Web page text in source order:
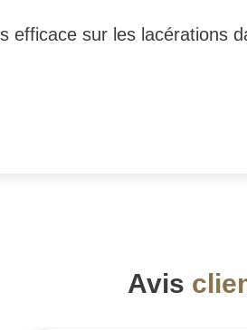
efficace sur les lacérations
Avis